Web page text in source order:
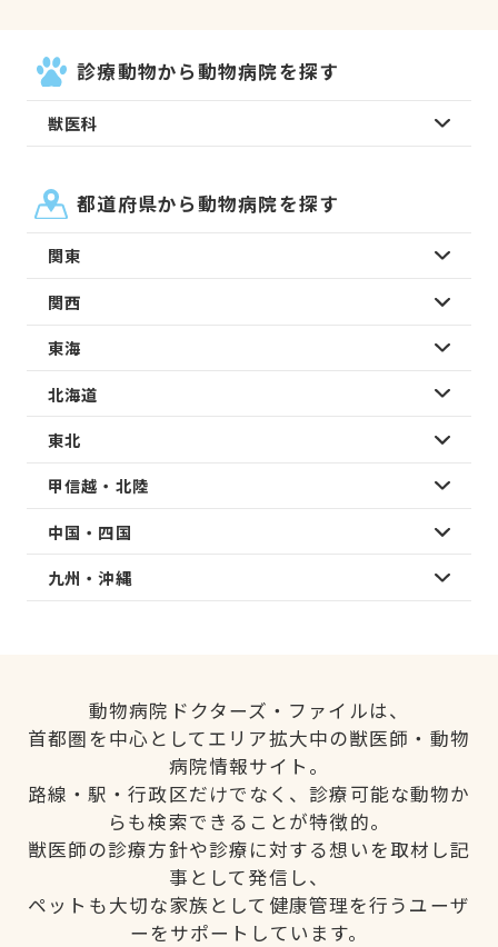
診療動物から動物病院を探す
獣医科
都道府県から動物病院を探す
関東
関西
東海
北海道
東北
甲信越・北陸
中国・四国
九州・沖縄
動物病院ドクターズ・ファイルは、
首都圏を中心としてエリア拡大中の獣医師・動物
病院情報サイト。
路線・駅・行政区だけでなく、診療可能な動物か
らも検索できることが特徴的。
獣医師の診療方針や診療に対する想いを取材し記
事として発信し、
ペットも大切な家族として健康管理を行うユーザ
ーをサポートしています。